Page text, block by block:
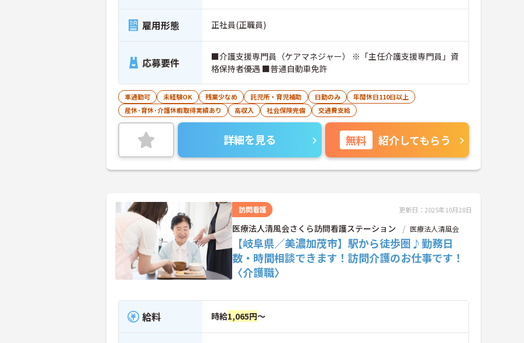
雇用形態 正社員(正職員)
応募要件
■介護支援専門員（ケアマネジャー） ※「主任介護支援専門員」資
格保持者優遇 ■普通自動車免許
車通勤可 未経験OK 残業少なめ 託児所・育児補助 日勤のみ
年間休日110日以上
産休･育休･介護休暇取得実績あり
高収入 社会保険完備 交通費支給
詳細を見る 無料 紹介してもらう
訪問看護 更新日：2025年10月28日
医療法人清風会さくら訪問看護ステーション 医療法人清風会
【岐阜県／美濃加茂市】駅から徒歩圏♪勤務日
数・時間相談できます！訪問介護のお仕事です！
〈介護職〉
給料 時給1,065円～